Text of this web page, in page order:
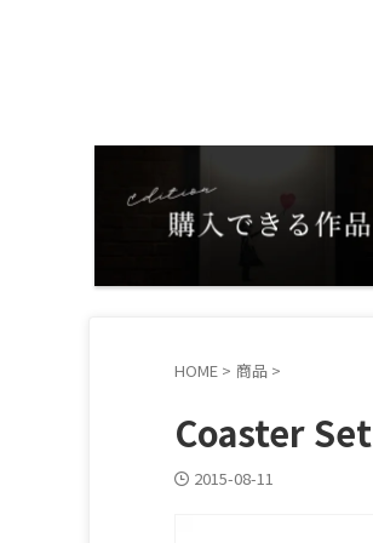
HOME > 商品 >
Coaster Set
2015-08-11